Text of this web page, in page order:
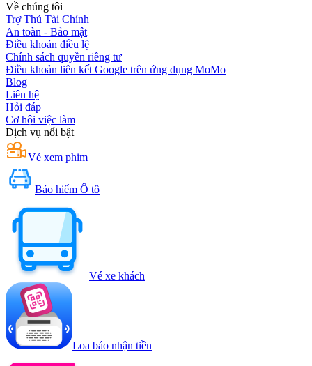
Về chúng tôi
Trợ Thủ Tài Chính
An toàn - Bảo mật
Điều khoản điều lệ
Chính sách quyền riêng tư
Điều khoản liên kết Google trên ứng dụng MoMo
Blog
Liên hệ
Hỏi đáp
Cơ hội việc làm
Dịch vụ nổi bật
Vé xem phim
Bảo hiểm Ô tô
Vé xe khách
Loa báo nhận tiền